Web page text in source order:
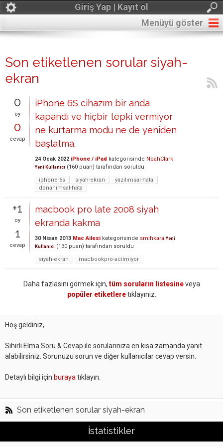
Giriş Yap | Kayıt ol
Menüyü göster
Son etiketlenen sorular siyah-
ekran
0
oy
0
cevap
iPhone 6S cihazım bir anda
kapandı ve hiçbir tepki vermiyor
ne kurtarma modu ne de yeniden
başlatma.
24 Ocak 2022 iPhone / iPad kategorisinde NoahClark
Yeni Kullanıcı (160 puan) tarafından soruldu
iphone-6s
siyah-ekran
yazılımsal-hata
donanımsal-hata
+1
oy
1
cevap
macbook pro late 2008 siyah
ekranda kakma
30 Nisan 2013 Mac Ailesi kategorisinde smihkara Yeni
Kullanıcı (130 puan) tarafından soruldu
siyah-ekran
macbookpro-acilmiyor
Daha fazlasını görmek için, tüm soruların listesineveya
popüler etiketleretıklayınız.
Hoş geldiniz,
Sihirli Elma Soru & Cevap ile sorularınıza en kısa zamanda yanıt
alabilirsiniz. Sorunuzu sorun ve diğer kullanıcılar cevap versin.
Detaylı bilgi için buraya tıklayın.
Son etiketlenen sorular siyah-ekran
İstatistikler